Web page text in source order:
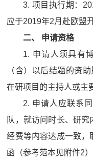
3. 项目执行期：
应于2019年2月赴欧盟
二、 申请资格
1. 申请人须具有
（含）以后结题的资
在研项目的主持人或主
2. 申请人应联系
队，就访问时长、研
经费等内容达成一致，
函（参考范本见附件2）